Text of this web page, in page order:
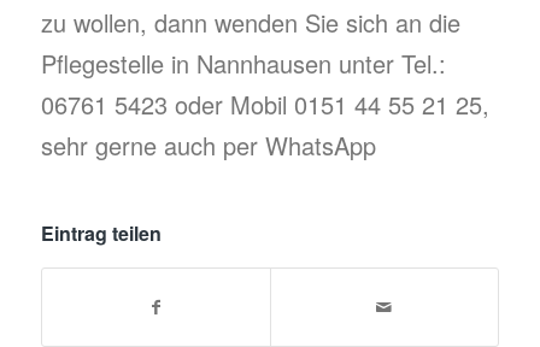
zu wollen, dann wenden Sie sich an die
Pflegestelle in Nannhausen unter Tel.:
06761 5423 oder Mobil 0151 44 55 21 25,
sehr gerne auch per WhatsApp
Eintrag teilen